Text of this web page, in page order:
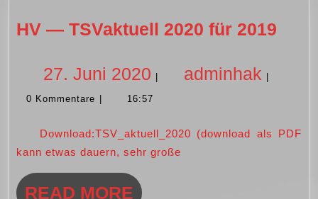
HV — TSVaktuell 2020 für 2019
2019
27. Juni 2020 27.
2020
adminhak
0 Kommentare 16:57
Download:TSV_aktuell_2020 (download als PDF
kann etwas dauern, sehr große
READ MORE READ